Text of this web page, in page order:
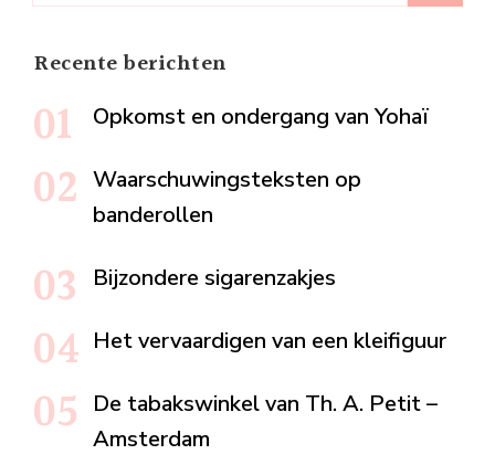
Recente berichten
Opkomst en ondergang van Yohaï
Waarschuwingsteksten op
banderollen
Bijzondere sigarenzakjes
Het vervaardigen van een kleifiguur
De tabakswinkel van Th. A. Petit –
Amsterdam